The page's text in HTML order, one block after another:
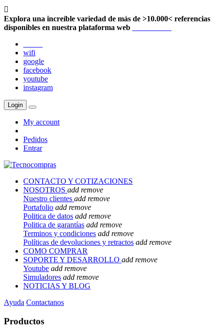

Explora una increíble variedad de más de >10.000< referencias
disponibles en nuestra plataforma web
wifi
google
facebook
youtube
instagram
Login
My account
Pedidos
Entrar
CONTACTO Y COTIZACIONES
NOSOTROS add remove
Nuestro clientes add remove
Portafolio add remove
Politica de datos add remove
Politica de garantías add remove
Terminos y condiciones add remove
Políticas de devoluciones y retractos add remove
COMO COMPRAR
SOPORTE Y DESARROLLO add remove
Youtube add remove
Simuladores add remove
NOTICIAS Y BLOG
Ayuda Contactanos
Productos